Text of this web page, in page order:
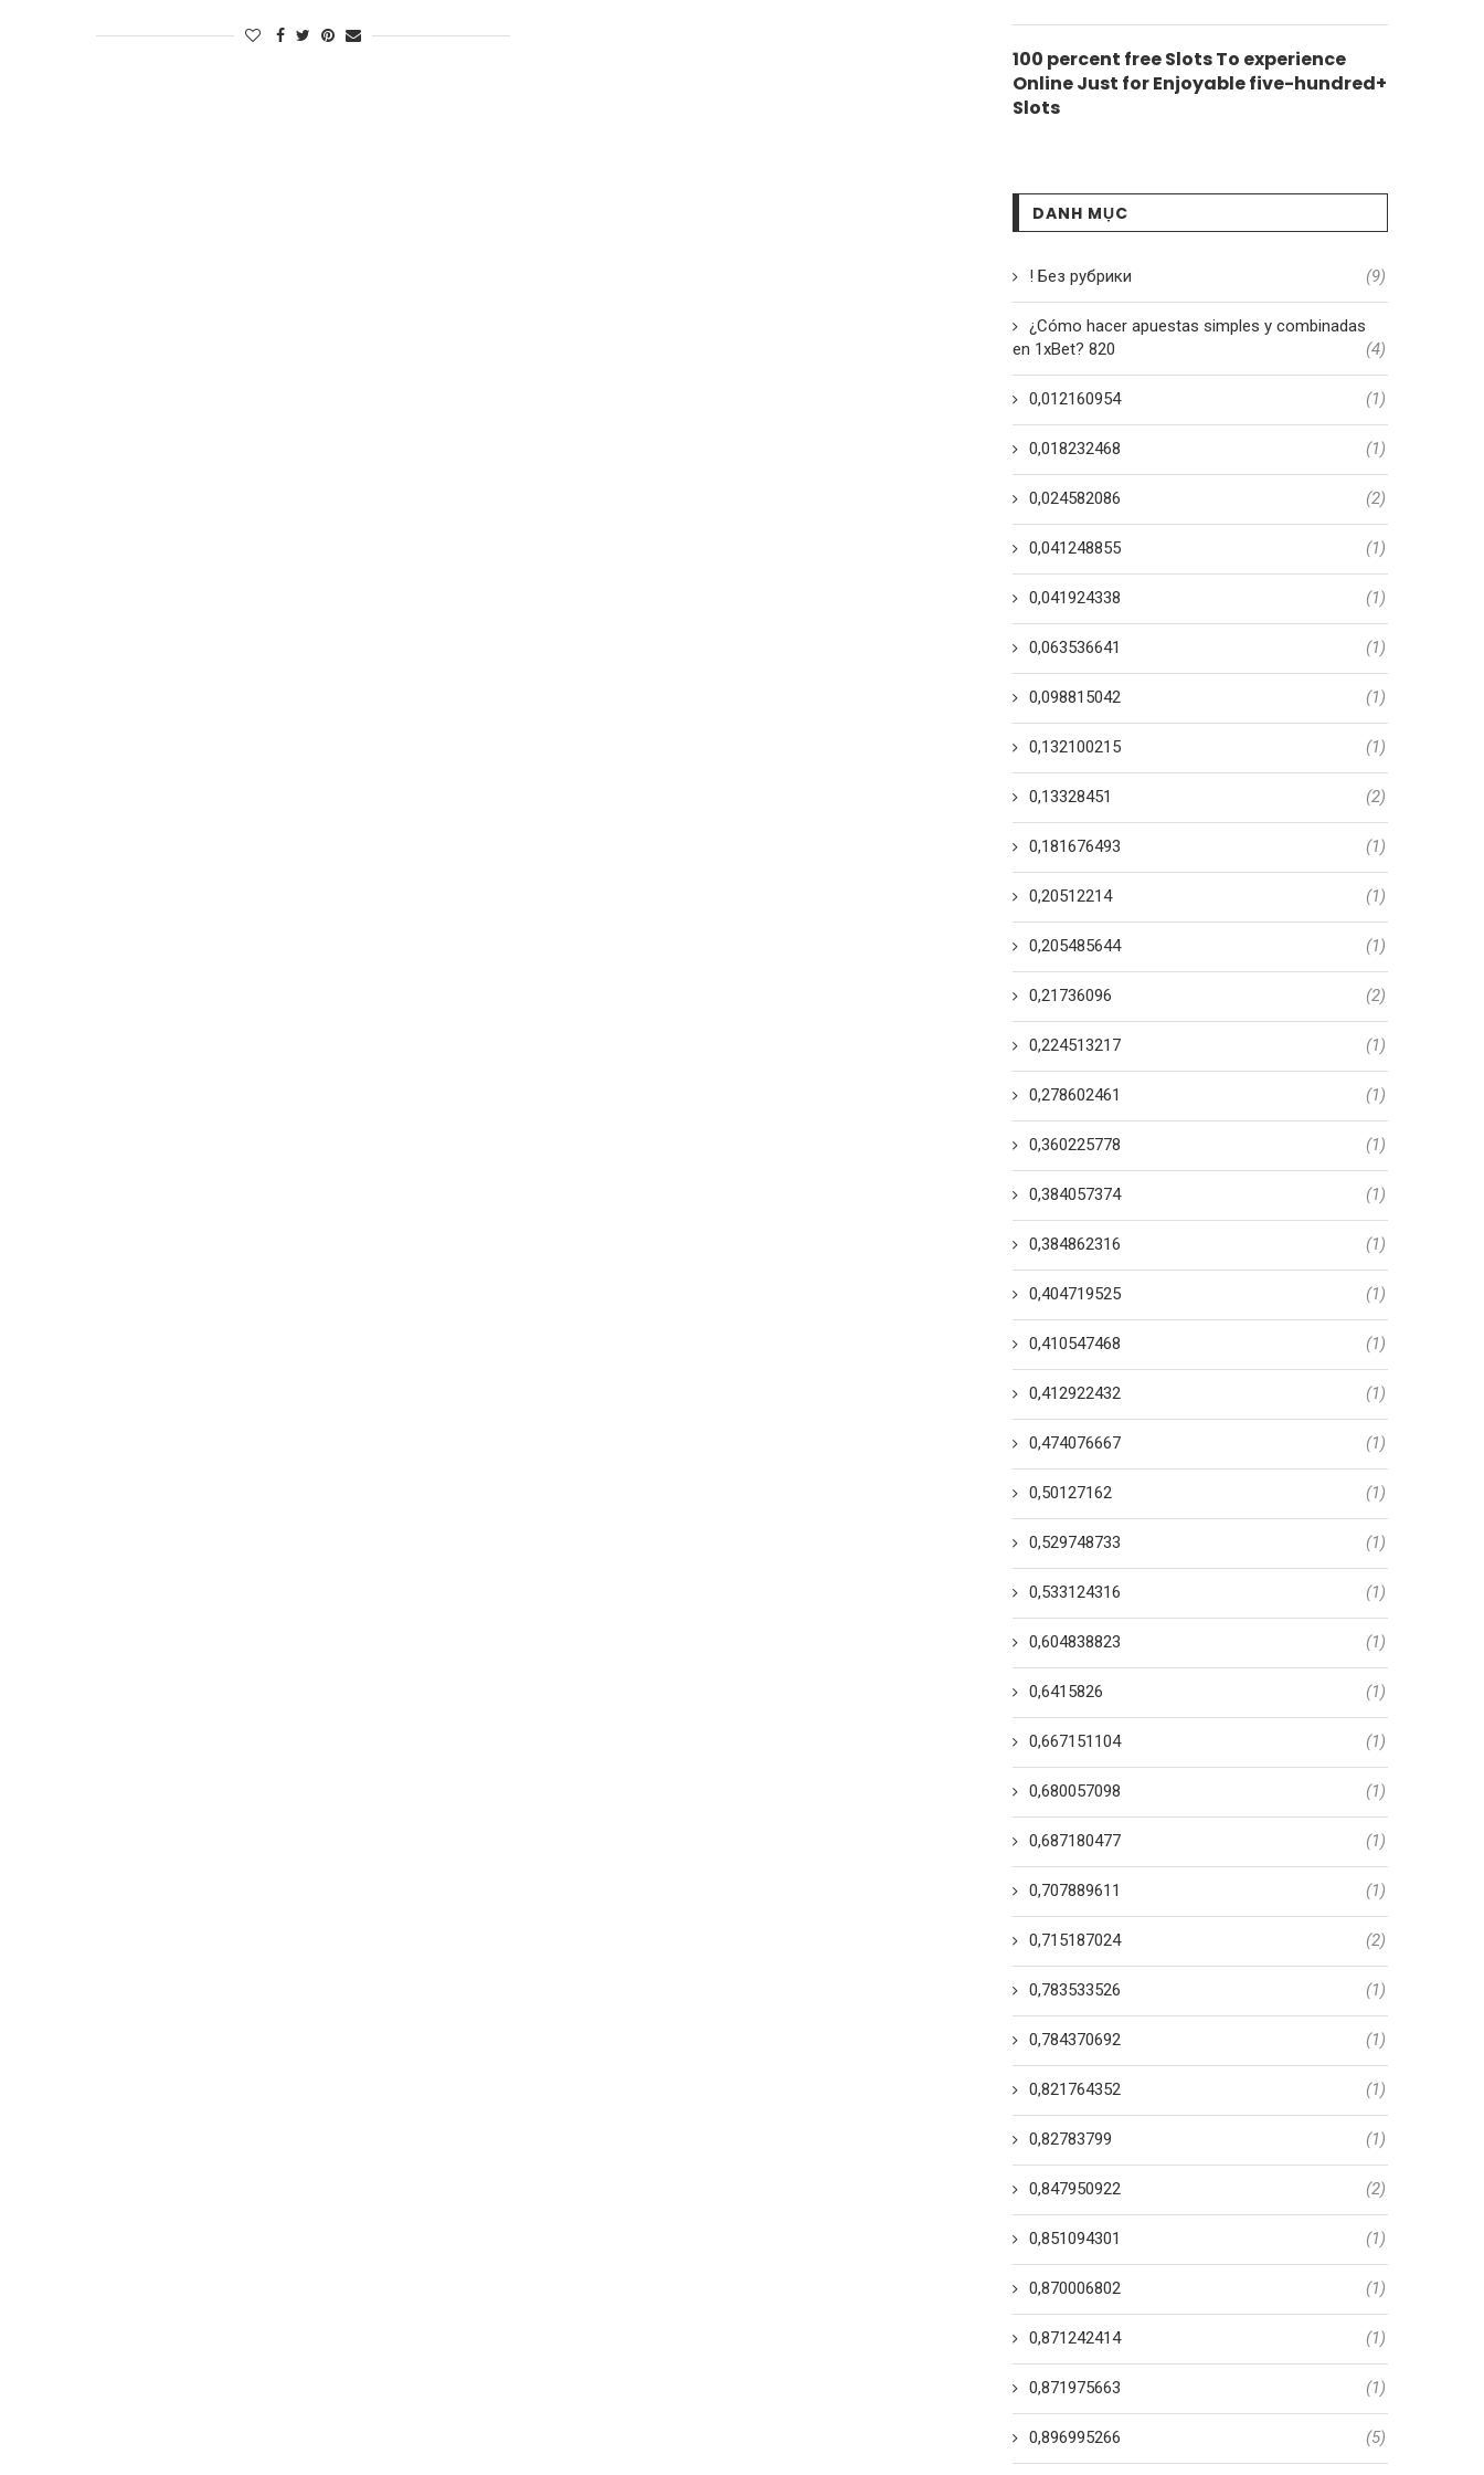
100 percent free Slots To experience
Online Just for Enjoyable five-hundred+
Slots
DANH MỤC
! Без рубрики (9)
¿Cómo hacer apuestas simples y combinadas
en 1xBet? 820
(4)
0,012160954 (1)
0,018232468 (1)
0,024582086 (2)
0,041248855 (1)
0,041924338 (1)
0,063536641 (1)
0,098815042 (1)
0,132100215 (1)
0,13328451 (2)
0,181676493 (1)
0,20512214 (1)
0,205485644 (1)
0,21736096 (2)
0,224513217 (1)
0,278602461 (1)
0,360225778 (1)
0,384057374 (1)
0,384862316 (1)
0,404719525 (1)
0,410547468 (1)
0,412922432 (1)
0,474076667 (1)
0,50127162 (1)
0,529748733 (1)
0,533124316 (1)
0,604838823 (1)
0,6415826 (1)
0,667151104 (1)
0,680057098 (1)
0,687180477 (1)
0,707889611 (1)
0,715187024 (2)
0,783533526 (1)
0,784370692 (1)
0,821764352 (1)
0,82783799 (1)
0,847950922 (2)
0,851094301 (1)
0,870006802 (1)
0,871242414 (1)
0,871975663 (1)
0,896995266 (5)